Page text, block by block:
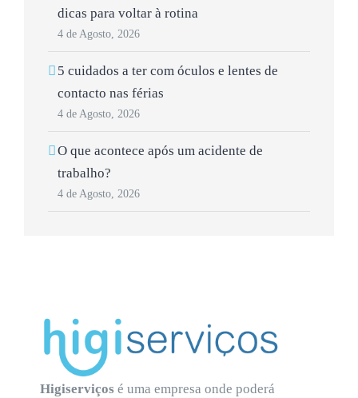
dicas para voltar à rotina
4 de Agosto, 2026
5 cuidados a ter com óculos e lentes de
contacto nas férias
4 de Agosto, 2026
O que acontece após um acidente de
trabalho?
4 de Agosto, 2026
Higiserviços é uma empresa onde poderá